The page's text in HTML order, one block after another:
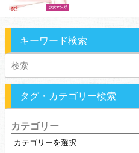
少女マンガ
キーワード検索
タグ・カテゴリー検索
カテゴリー